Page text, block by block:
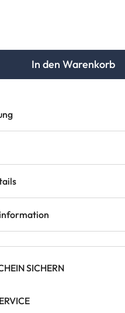
In den Warenkorb
SICHERN